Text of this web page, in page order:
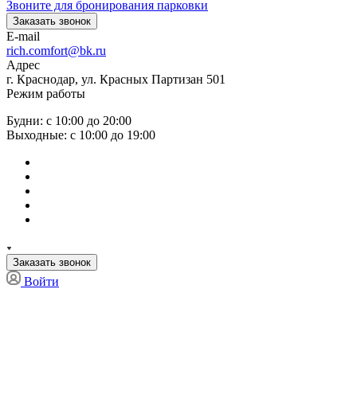
Звоните для бронирования парковки
Заказать звонок
E-mail
rich.comfort@bk.ru
Адрес
г. Краснодар, ул. Красных Партизан 501
Режим работы
Будни: с 10:00 до 20:00
Выходные: с 10:00 до 19:00
Заказать звонок
Войти